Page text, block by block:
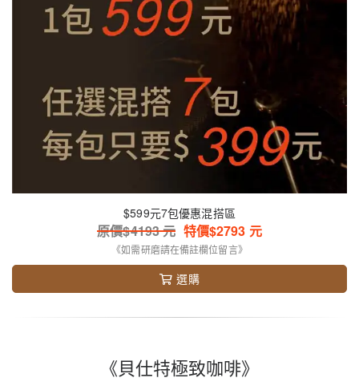
$599元7包優惠混搭區
原價$4193元 特價$2793 元
《如需研磨請在備註欄位留言》
選購
《貝仕特極致咖啡》